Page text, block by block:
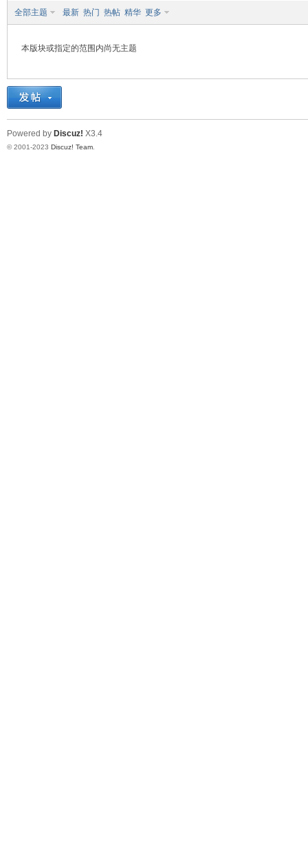
全部主题 最新 热门 热帖 精华 更多
本版块或指定的范围内尚无主题
Powered by Discuz! X3.4
© 2001-2023 Discuz! Team.